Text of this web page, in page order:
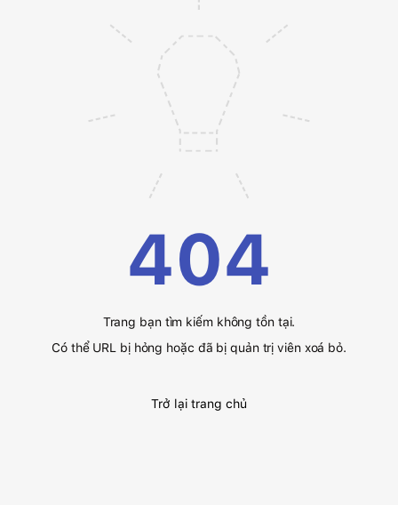
404
Trang bạn tìm kiếm không tồn tại.
Có thể URL bị hỏng hoặc đã bị quản trị viên xoá bỏ.
Trở lại trang chủ